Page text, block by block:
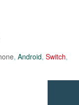
,Android,Switch,